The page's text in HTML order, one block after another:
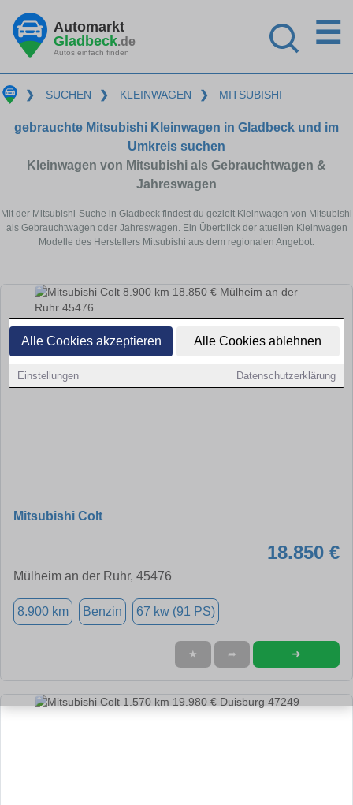
Alle Cookies akzeptieren Alle Cookies ablehnen
Einstellungen Datenschutzerklärung
Automarkt
Gladbeck.de
Autos einfach finden
☰
❯ SUCHEN ❯ KLEINWAGEN ❯ MITSUBISHI
gebrauchte Mitsubishi Kleinwagen in Gladbeck und im
Umkreis suchen
Kleinwagen von Mitsubishi als Gebrauchtwagen &
Jahreswagen
Mit der Mitsubishi-Suche in Gladbeck findest du gezielt Kleinwagen von Mitsubishi
als Gebrauchtwagen oder Jahreswagen. Ein Überblick der atuellen Kleinwagen
Modelle des Herstellers Mitsubishi aus dem regionalen Angebot.
Mitsubishi Colt
18.850 €
Mülheim an der Ruhr, 45476
8.900 km Benzin 67 kw (91 PS)
★ ➦ ➜